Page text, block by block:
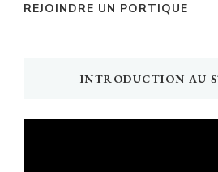
REJOINDRE UN PORTIQUE
INTRODUCTION AU